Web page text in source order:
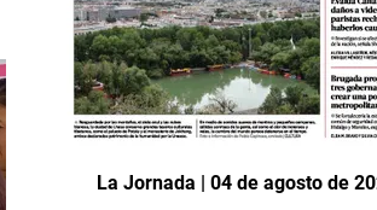
La Jornada | 04 de agosto de